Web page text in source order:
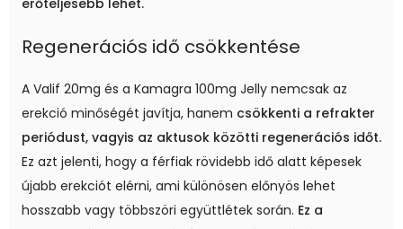
erőteljesebb lehet.
Regenerációs idő csökkentése
A Valif 20mg és a Kamagra 100mg Jelly nemcsak az
erekció minőségét javítja, hanem csökkenti a refrakter
periódust, vagyis az aktusok közötti regenerációs időt.
Ez azt jelenti, hogy a férfiak rövidebb idő alatt képesek
újabb erekciót elérni, ami különösen előnyös lehet
hosszabb vagy többszöri együttlétek során. Ez a